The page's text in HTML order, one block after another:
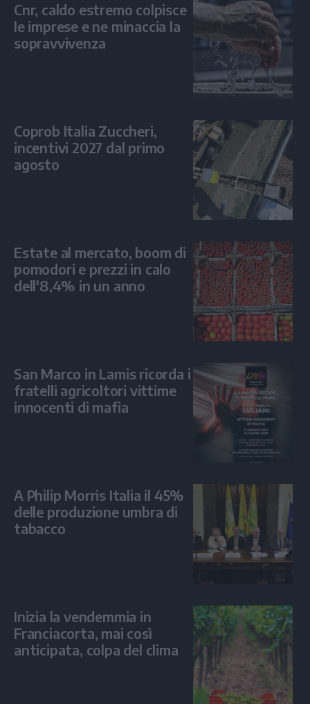
Cnr, caldo estremo colpisce
le imprese e ne minaccia la
sopravvivenza
Coprob Italia Zuccheri,
incentivi 2027 dal primo
agosto
Estate al mercato, boom di
pomodori e prezzi in calo
dell'8,4% in un anno
San Marco in Lamis ricorda i
fratelli agricoltori vittime
innocenti di mafia
A Philip Morris Italia il 45%
delle produzione umbra di
tabacco
Inizia la vendemmia in
Franciacorta, mai così
anticipata, colpa del clima